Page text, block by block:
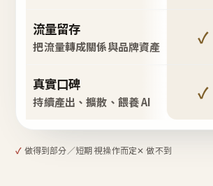
流量留存
把流量轉成關係與品牌資產 ✓
真實口碑
持續產出、擴散、餵養 AI ✓
✓ 做得到部分／短期 視操作而定✕ 做不到